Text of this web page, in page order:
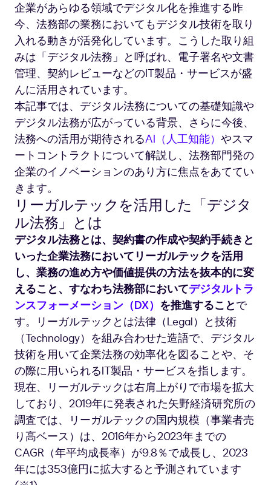
企業があらゆる領域でデジタル化を推進する昨
今、法務部の業務においてもデジタル技術を取り
入れる動きが活発化しています。こうした取り組
みは「デジタル法務」と呼ばれ、電子署名や文書
管理、契約レビューなどのIT製品・サービスが盛
んに活用されています。
本記事では、デジタル法務についての基礎知識や
デジタル法務が広がっている背景、さらに今後、
法務への活用が期待されるAI（人工知能） やスマ
ートコントラクトについて解説し、法務部門発の
企業のイノベーションのあり方に焦点をあててい
きます。
リーガルテックを活用した「デジタ
ル法務」とは
デジタル法務とは、契約書の作成や契約手続きと
いった企業法務においてリーガルテックを活用
し、業務の進め方や価値提供の方法を抜本的に変
えること、すなわち法務部においてデジタルトラ
ンスフォーメーション（DX） を推進することで
す。リーガルテックとは法律（Legal）と技術
（Technology）を組み合わせた造語で、デジタル
技術を用いて企業法務の効率化を図ることや、そ
の際に用いられるIT製品・サービスを指します。
現在、リーガルテックは右肩上がりで市場を拡大
しており、2019年に発表された矢野経済研究所の
調査では、リーガルテックの国内規模（事業者売
り高ベース）は、2016年から2023年までの
CAGR（年平均成長率）が9.8％で成長し、2023
年には353億円に拡大すると予測されています